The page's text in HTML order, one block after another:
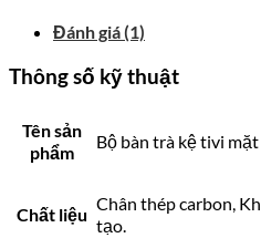
Đánh giá (1)
Thông số kỹ thuật
Tên sản
phẩm
Bộ bàn trà kệ tivi
Chất liệu
Chân thép carbon,
tạo.